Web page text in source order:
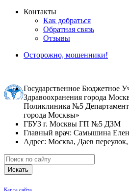
Контакты
Как добраться
Обратная связь
Отзывы
Осторожно, мошенники!
Государственное Бюджетное
Здравоохранения города
Поликлиника №5
города Москвы»
ГБУЗ г. Москвы ГП №5 ДЗМ
Главный врач: Самышина
Адрес: Москва, Даев переулок,
Искать
Карта сайта